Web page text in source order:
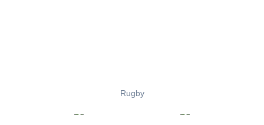
Rugby